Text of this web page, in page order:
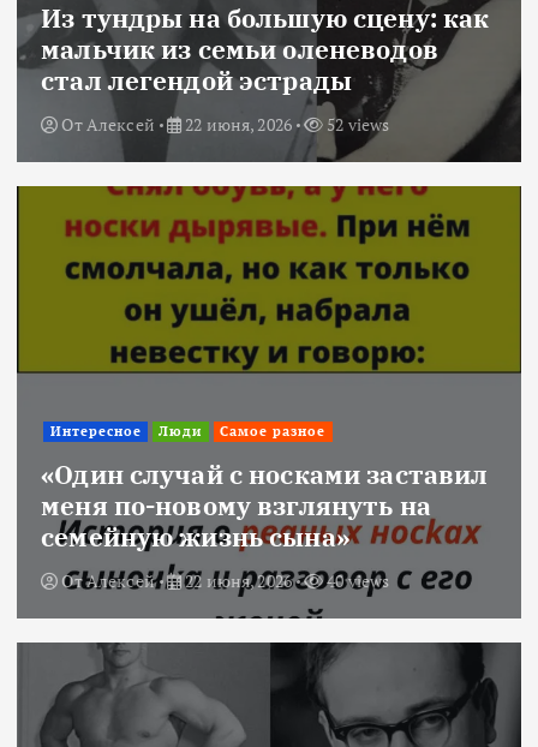
Из тундры на большую сцену: как
мальчик из семьи оленеводов
стал легендой эстрады
ОтАлексей 22 июня, 2026 52 views
Интересное Люди Самое разное
«Один случай с носками заставил
меня по-новому взглянуть на
семейную жизнь сына»
ОтАлексей 22 июня, 2026 40 views